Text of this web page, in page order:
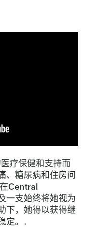
疗保健和支持而
、糖尿病和住房问
Central
一支始终将她视为
下，她得以获得继
定。.